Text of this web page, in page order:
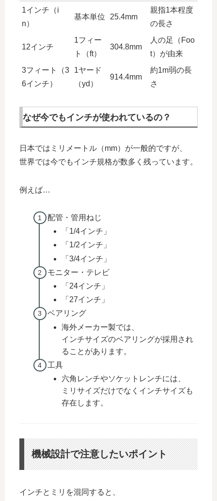
1インチ（i
n）
基本単位 25.4mm
親指1本程度
の長さ
12インチ
1フィー
ト（ft）
304.8mm
人の足（Foo
t）が由来
3フィート（3
6インチ）
1ヤード
（yd）
914.4mm
約1m弱の長
さ
なぜ今でもインチが使われているの？
日本ではミリメートル（mm）が一般的ですが、
世界では今でもインチ規格が数多く残っています。
例えば…
配管・管用ねじ
「1/4インチ」
「1/2インチ」
「3/4インチ」
モニター・テレビ
「24インチ」
「27インチ」
ベアリング
海外メーカー製では、
インチサイズのベアリングが採用され
ることがあります。
工具
六角レンチやソケットレンチには、
ミリサイズだけでなくインチサイズも
存在します。
機械設計で注意したいポイント
インチとミリを混同すると、